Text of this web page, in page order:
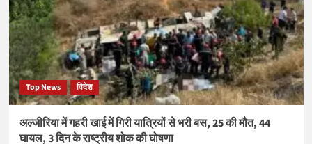
भारत
को
मिले
2
गोल्ड,
अस्मिता
डे
और
हर्ष
सिंह
ने
Top News विदेश
अल्जीरिया में गहरी खाई में गिरी यात्रियों से भरी बस, 25 की मौत, 44
घायल, 3 दिन के राष्ट्रीय शोक की घोषणा